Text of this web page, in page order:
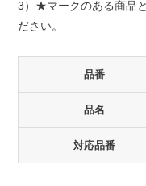
3）★マークのある商品
ださい。
品番
品名
対応品番